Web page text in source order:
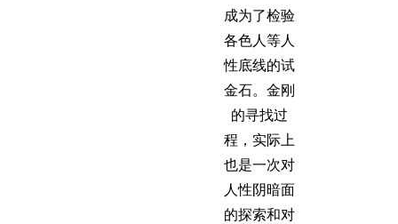
成为了检验
各色人等人
性底线的试
金石。金刚
的寻找过
程，实际上
也是一次对
人性阴暗面
的探索和对